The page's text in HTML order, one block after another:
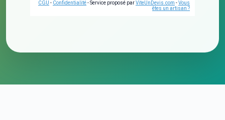
CGU - Confidentialité- Service proposé parViteUnDevis.com -Vous
êtes un artisan ?